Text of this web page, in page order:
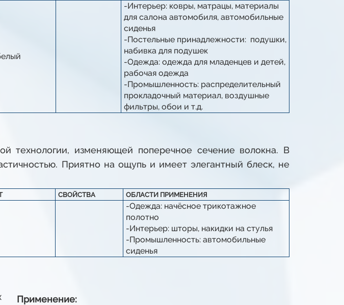
-Интерьер: ковры, матрацы, материалы
для салона автомобиля, автомобильные
сиденья
-Постельные принадлежности: подушки,
набивка для подушек
-Одежда: одежда для младенцев и детей,
рабочая одежда
-Промышленность: распределительный
прокладочный материал, воздушные
фильтры, обои и т.д.
технологии, изменяющей поперечное сечение волокна. В
Приятно на ощупь и имеет элегантный блеск, не
СВОЙСТВА ОБЛАСТИ ПРИМЕНЕНИЯ
-Одежда: начёсное трикотажное
полотно
-Интерьер: шторы, накидки на стулья
-Промышленность: автомобильные
сиденья
Применение: